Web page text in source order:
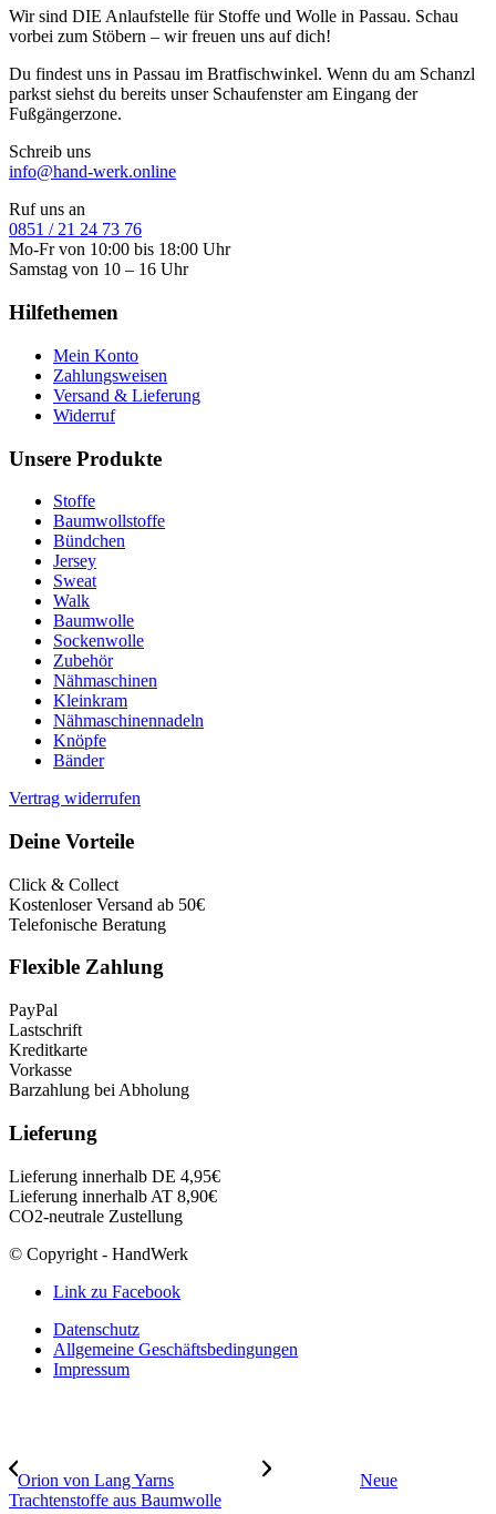
Wir sind DIE Anlaufstelle für Stoffe und Wolle in Passau. Schau
vorbei zum Stöbern – wir freuen uns auf dich!
Du findest uns in Passau im Bratfischwinkel. Wenn du am Schanzl
parkst siehst du bereits unser Schaufenster am Eingang der
Fußgängerzone.
Schreib uns
info@hand-werk.online
Ruf uns an
0851 / 21 24 73 76
Mo-Fr von 10:00 bis 18:00 Uhr
Samstag von 10 – 16 Uhr
Hilfethemen
Mein Konto
Zahlungsweisen
Versand & Lieferung
Widerruf
Unsere Produkte
Stoffe
Baumwollstoffe
Bündchen
Jersey
Sweat
Walk
Baumwolle
Sockenwolle
Zubehör
Nähmaschinen
Kleinkram
Nähmaschinennadeln
Knöpfe
Bänder
Vertrag widerrufen
Deine Vorteile
Click & Collect
Kostenloser Versand ab 50€
Telefonische Beratung
Flexible Zahlung
PayPal
Lastschrift
Kreditkarte
Vorkasse
Barzahlung bei Abholung
Lieferung
Lieferung innerhalb DE 4,95€
Lieferung innerhalb AT 8,90€
CO2-neutrale Zustellung
© Copyright - HandWerk
Link zu Facebook
Datenschutz
Allgemeine Geschäftsbedingungen
Impressum
Orion von Lang Yarns
Neue
Trachtenstoffe aus Baumwolle